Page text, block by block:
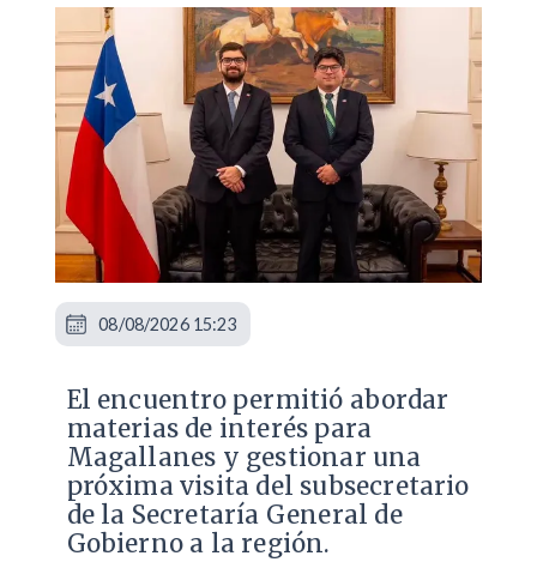
El encuentro permitió abordar
materias de interés para
Magallanes y gestionar una
próxima visita del subsecretario
de la Secretaría General de
Gobierno a la región.
08/08/2026 15:23